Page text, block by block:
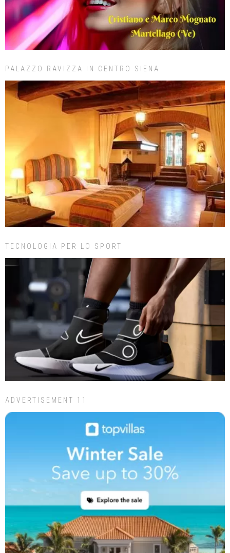
PALAZZO RAVIZZA IN CENTRO SIENA
TECNOLOGIA PER LO SPORT
ADVERTISEMENT 11